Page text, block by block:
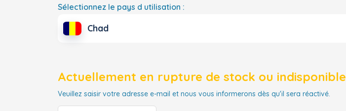
Sélectionnez le pays d utilisation :
Chad
Actuellement en rupture de stock ou indisponible
Veuillez saisir votre adresse e-mail et nous vous informerons dès qu'il sera réactivé.